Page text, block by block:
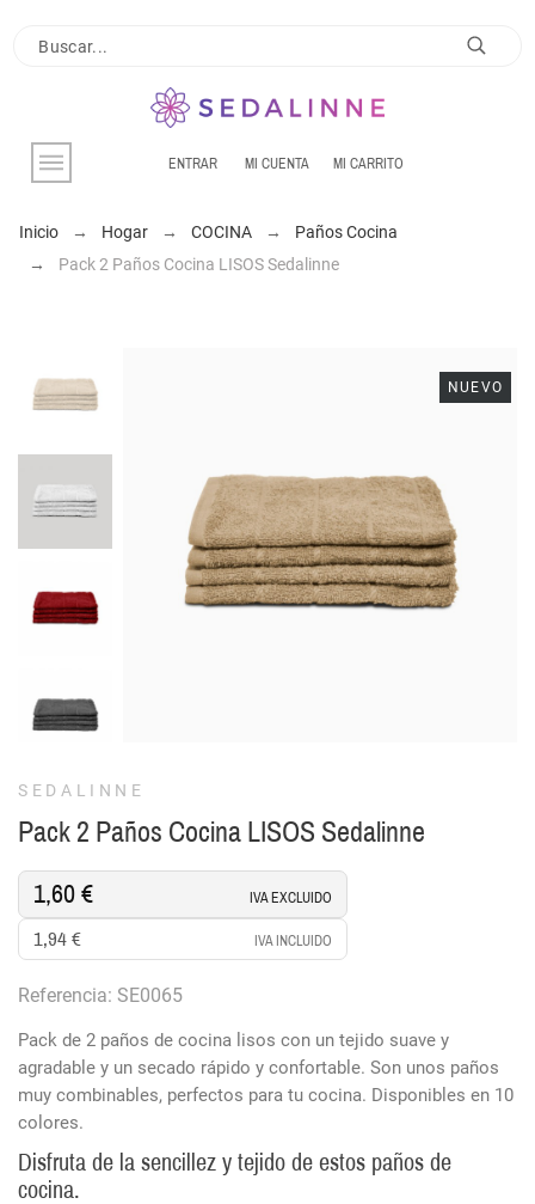
ENTRAR MI CUENTA MI CARRITO
Inicio Hogar COCINA
Paños Cocina
Pack 2 Paños Cocina LISOS Sedalinne
NUEVO
SEDALINNE
Pack 2 Paños Cocina LISOS Sedalinne
1,60 € IVA EXCLUIDO
1,94 € IVA INCLUIDO
Referencia: SE0065
Pack de 2 paños de cocina lisos con un tejido suave y
agradable y un secado rápido y confortable. Son unos paños
muy combinables, perfectos para tu cocina. Disponibles en 10
colores.
Disfruta de la sencillez y tejido de estos paños de
cocina.